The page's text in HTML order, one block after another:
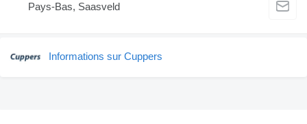
Pays-Bas, Saasveld
Informations sur Cuppers